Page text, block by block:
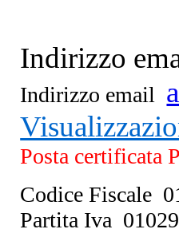
Indirizzo
Indirizzo email
Posta certificata
Codice Fiscale
Partita Iva